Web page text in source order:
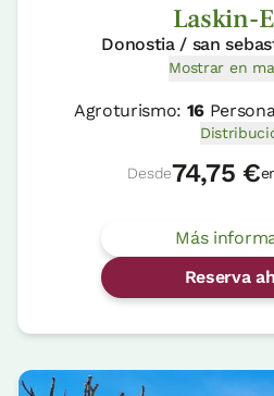
Laskin-
Donostia / san
Mostrar en
Agroturismo: 16
Desde74,75 €
Más
Reserva